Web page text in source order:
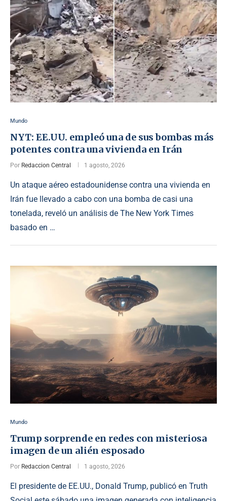
Mundo
NYT: EE.UU. empleó una de sus bombas más
potentes contra una vivienda en Irán
Por Redaccion Central 1 agosto, 2026
Un ataque aéreo estadounidense contra una vivienda en
Irán fue llevado a cabo con una bomba de casi una
tonelada, reveló un análisis de The New York Times
basado en …
Mundo
Trump sorprende en redes con misteriosa
imagen de un alién esposado
Por Redaccion Central 1 agosto, 2026
El presidente de EE.UU., Donald Trump, publicó en Truth